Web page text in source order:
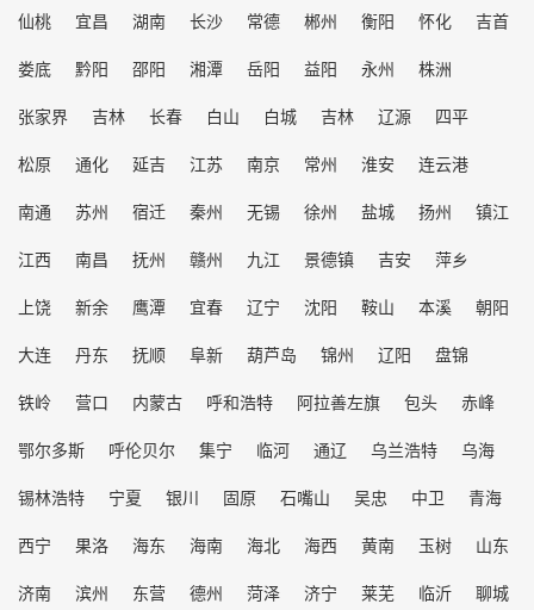
仙桃
宜昌 湖南 长沙 常德 郴州 衡阳 怀化
吉首
娄底
黔阳 邵阳 湘潭 岳阳 益阳 永州
株洲
张家界
吉林 长春 白山 白城 吉林 辽源
四平
松原
通化 延吉 江苏 南京 常州 淮安
连云港
南通
苏州 宿迁 秦州 无锡 徐州 盐城 扬州
镇江
江西
南昌 抚州 赣州 九江 景德镇 吉安
萍乡
上饶
新余 鹰潭 宜春 辽宁 沈阳 鞍山 本溪
朝阳
大连
丹东 抚顺 阜新 葫芦岛 锦州 辽阳
盘锦
铁岭
营口 内蒙古 呼和浩特 阿拉善左旗 包头
赤峰
鄂尔多斯
呼伦贝尔 集宁 临河 通辽 乌兰浩特
乌海
锡林浩特
宁夏 银川 固原 石嘴山 吴忠 中卫
青海
西宁
果洛 海东 海南 海北 海西 黄南 玉树
山东
济南
滨州 东营 德州 菏泽 济宁 莱芜 临沂
聊城